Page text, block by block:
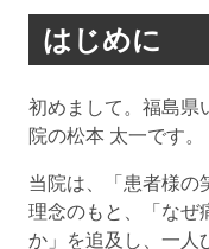
はじめに
初めまして。福島県
院の松本 太一です。
当院は、「患者様の
理念のもと、「なぜ
か」を追及し、一人